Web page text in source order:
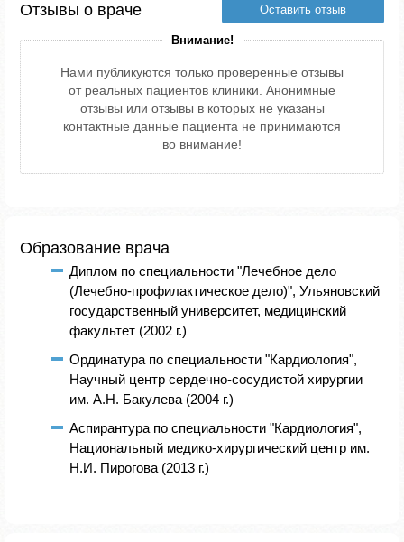
Отзывы о враче Оставить отзыв
Внимание!
Нами публикуются только проверенные отзывы
от реальных пациентов клиники. Анонимные
отзывы или отзывы в которых не указаны
контактные данные пациента не принимаются
во внимание!
Образование врача
Диплом по специальности "Лечебное дело
(Лечебно-профилактическое дело)", Ульяновский
государственный университет, медицинский
факультет (2002 г.)
Ординатура по специальности "Кардиология",
Научный центр сердечно-сосудистой хирургии
им. А.Н. Бакулева (2004 г.)
Аспирантура по специальности "Кардиология",
Национальный медико-хирургический центр им.
Н.И. Пирогова (2013 г.)